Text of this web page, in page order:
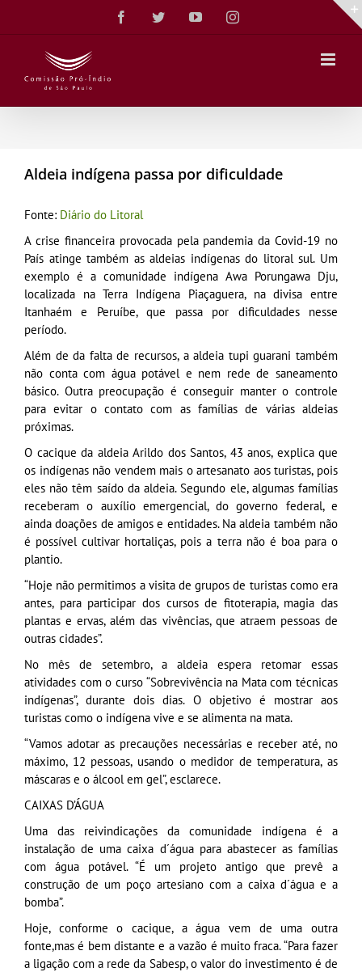
conteúdo
FacebookTwitterYouTubeInstagram
Aldeia indígena passa por dificuldade
Fonte: Diário do Litoral
A crise financeira provocada pela pandemia da Covid-19 no
País atinge também as aldeias indígenas do litoral sul. Um
exemplo é a comunidade indígena Awa Porungawa Dju,
localizada na Terra Indígena Piaçaguera, na divisa entre
Itanhaém e Peruíbe, que passa por dificuldades nesse
período.
Além de da falta de recursos, a aldeia tupi guarani também
não conta com água potável e nem rede de saneamento
básico. Outra preocupação é conseguir manter o controle
para evitar o contato com as famílias de várias aldeias
próximas.
O cacique da aldeia Arildo dos Santos, 43 anos, explica que
os indígenas não vendem mais o artesanato aos turistas, pois
eles não têm saído da aldeia. Segundo ele, algumas famílias
receberam o auxílio emergencial, do governo federal, e
ainda doações de amigos e entidades. Na aldeia também não
é possível cultivar hortaliças, pois a terra não é boa para o
plantio.
“Hoje não permitimos a visita de grupos de turistas como era
antes, para participar dos cursos de fitoterapia, magia das
plantas e ervas, além das vivências, que atraem pessoas de
outras cidades”.
No mês de setembro, a aldeia espera retomar essas
atividades com o curso “Sobrevivência na Mata com técnicas
indígenas”, durante dois dias. O objetivo é mostrar aos
turistas como o indígena vive e se alimenta na mata.
“Vamos adotar as precauções necessárias e receber até, no
máximo, 12 pessoas, usando o medidor de temperatura, as
máscaras e o álcool em gel”, esclarece.
CAIXAS D’ÁGUA
Uma das reivindicações da comunidade indígena é a
instalação de uma caixa d´água para abastecer as famílias
com água potável. “É um projeto antigo que prevê a
construção de um poço artesiano com a caixa d´água e a
bomba”.
Hoje, conforme o cacique, a água vem de uma outra
fonte,mas é bem distante e a vazão é muito fraca. “Para fazer
a ligação com a rede da Sabesp, o valor do investimento é de